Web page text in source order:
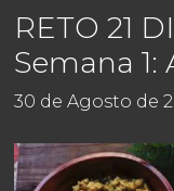
RETO 21
Semana 1:
30 de Agosto de